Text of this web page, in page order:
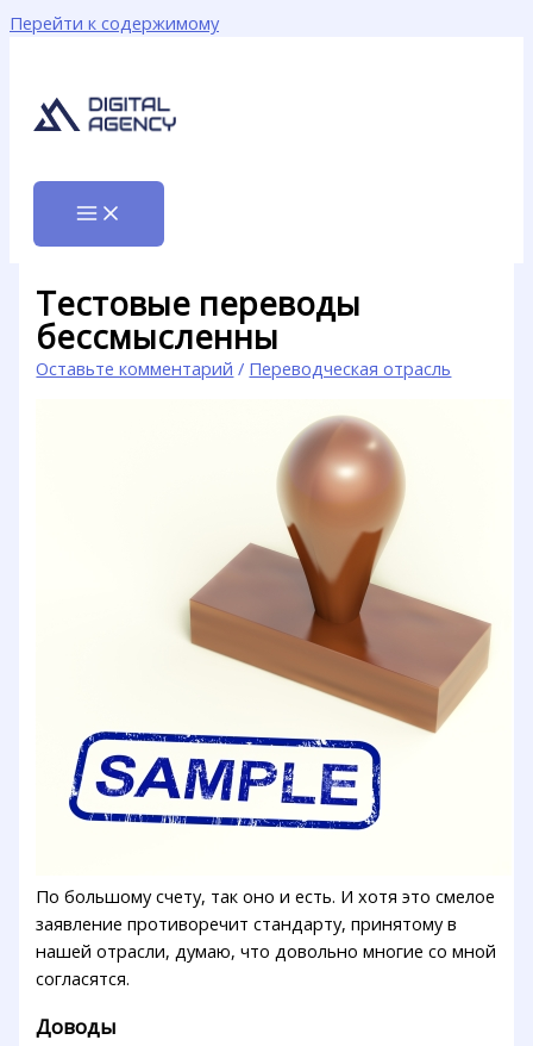
Перейти к содержимому
Тестовые переводы
бессмысленны
Оставьте комментарий / Переводческая отрасль
По большому счету, так оно и есть. И хотя это смелое
заявление противоречит стандарту, принятому в
нашей отрасли, думаю, что довольно многие со мной
согласятся.
Доводы